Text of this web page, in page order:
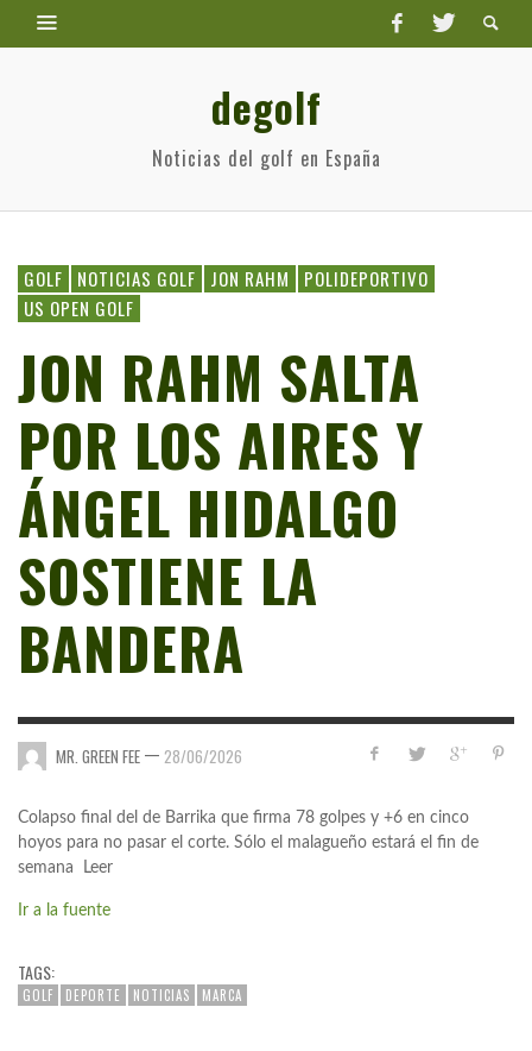
degolf
Noticias del golf en España
GOLF NOTICIAS GOLF JON RAHM
POLIDEPORTIVO
US OPEN GOLF
JON RAHM SALTA
POR LOS AIRES Y
ÁNGEL HIDALGO
SOSTIENE LA
BANDERA
MR. GREEN FEE — 28/06/2026
Colapso final del de Barrika que firma 78 golpes y +6 en cinco
hoyos para no pasar el corte. Sólo el malagueño estará el fin de
semana Leer
Ir a la fuente
TAGS:
GOLF DEPORTE NOTICIAS MARCA